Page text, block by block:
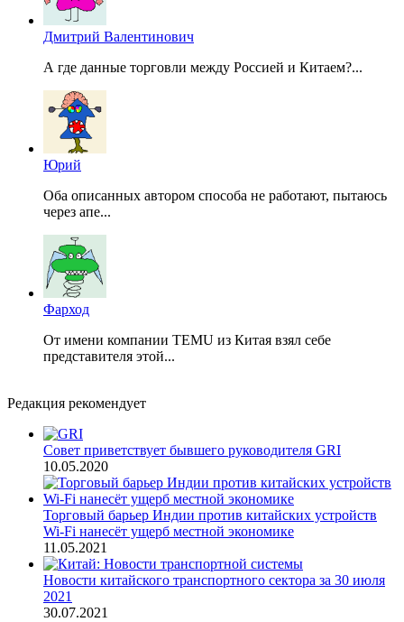
Дмитрий Валентинович
А где данные торговли между Россией и Китаем?...
Юрий
Оба описанных автором способа не работают, пытаюсь
через апе...
Фарход
От имени компании TEMU из Китая взял себе
представителя этой...
Редакция рекомендует
Совет приветствует бывшего руководителя GRI
10.05.2020
Торговый барьер Индии против китайских устройств
Wi-Fi нанесёт ущерб местной экономике
11.05.2021
Новости китайского транспортного сектора за 30 июля
2021
30.07.2021